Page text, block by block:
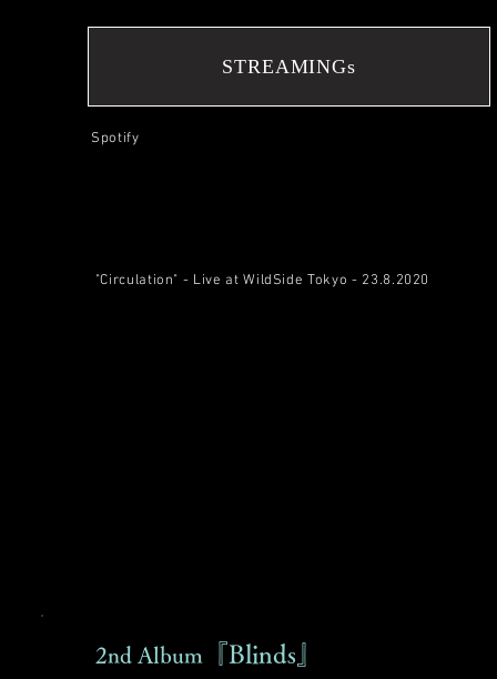
STREAMINGs
Spotify
"Circulation" - Live at WildSide Tokyo - 23.8.2020
2nd Album 『Blinds』